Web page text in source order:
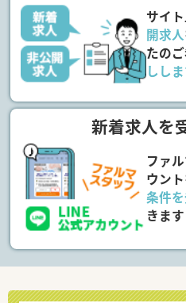
サイ
開求人
たの
ししま
新着求人を
ファ
ウン
条件
きま